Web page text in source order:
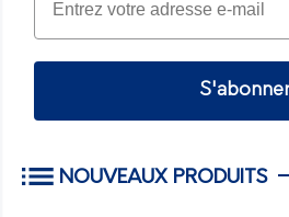
NOUVEAUX PRODUITS